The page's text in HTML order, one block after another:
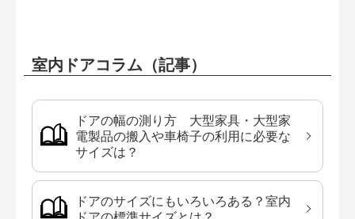
室内ドアコラム（記事）
ドアの幅の測り方 大型家具・大型家
電製品の搬入や車椅子の利用に必要な
サイズは？
ドアのサイズにもいろいろある？室内